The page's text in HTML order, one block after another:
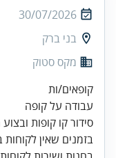
30/07/2026
בני ברק
מקס סטוק
בזמנים שאין